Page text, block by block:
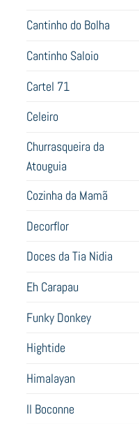
Cantinho do Bolha
Cantinho Saloio
Cartel 71
Celeiro
Churrasqueira da
Atouguia
Cozinha da Mamã
Decorflor
Doces da Tia Nidia
Eh Carapau
Funky Donkey
Hightide
Himalayan
Il Boconne